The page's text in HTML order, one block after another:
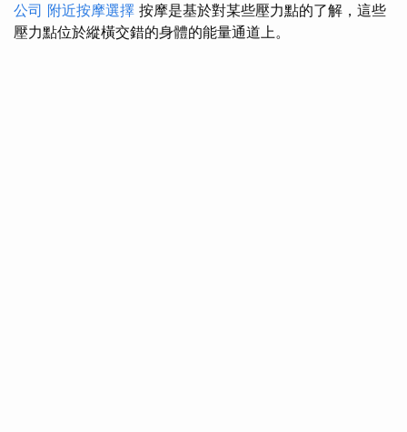
公司 附近按摩選擇 按摩是基於對某些壓力點的了解，這些
壓力點位於縱橫交錯的身體的能量通道上。